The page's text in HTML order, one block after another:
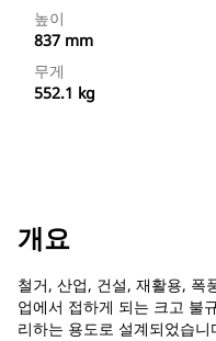
높이
837 mm
무게
552.1 kg
개요
철거, 산업, 건설, 재활용, 폭
업에서 접하게 되는 크고 불
리하는 용도로 설계되었습니